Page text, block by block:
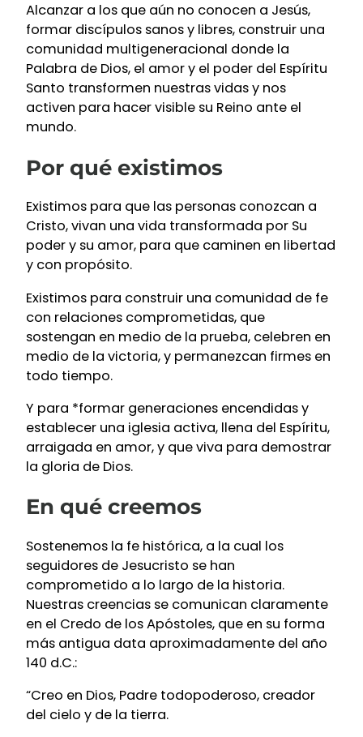
Alcanzar a los que aún no conocen a Jesús,
formar discípulos sanos y libres, construir una
comunidad multigeneracional donde la
Palabra de Dios, el amor y el poder del Espíritu
Santo transformen nuestras vidas y nos
activen para hacer visible su Reino ante el
mundo.
Por qué existimos
Existimos para que las personas conozcan a
Cristo, vivan una vida transformada por Su
poder y su amor, para que caminen en libertad
y con propósito.
Existimos para construir una comunidad de fe
con relaciones comprometidas, que
sostengan en medio de la prueba, celebren en
medio de la victoria, y permanezcan firmes en
todo tiempo.
Y para *formar generaciones encendidas y
establecer una iglesia activa, llena del Espíritu,
arraigada en amor, y que viva para demostrar
la gloria de Dios.
En qué creemos
Sostenemos la fe histórica, a la cual los
seguidores de Jesucristo se han
comprometido a lo largo de la historia.
Nuestras creencias se comunican claramente
en el Credo de los Apóstoles, que en su forma
más antigua data aproximadamente del año
140 d.C.:
“Creo en Dios, Padre todopoderoso, creador
del cielo y de la tierra.